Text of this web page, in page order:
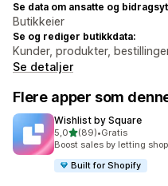
Se data om ansatte og
Butikkeier
Se og rediger butikkdata:
Kunder, produkter,
Se detaljer
Flere apper som
Wishlist by Square
5,0av 5 stjerner
(89)
Totalt 89 omtaler
•Gratis
Boost sales by letting
Built for Shopify